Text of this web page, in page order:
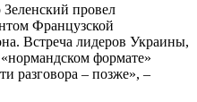
провел
Французской
Встреча лидеров Украины,
формате»
разговора – позже», –